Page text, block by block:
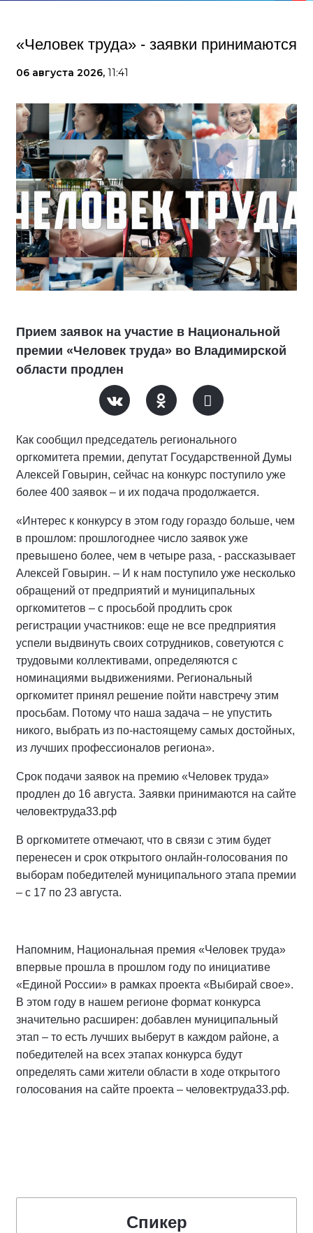
«Человек труда» - заявки принимаются
06 августа 2026, 11:41
Прием заявок на участие в Национальной
премии «Человек труда» во Владимирской
области продлен
Как сообщил председатель регионального
оргкомитета премии, депутат Государственной Думы
Алексей Говырин, сейчас на конкурс поступило уже
более 400 заявок – и их подача продолжается.
«Интерес к конкурсу в этом году гораздо больше, чем
в прошлом: прошлогоднее число заявок уже
превышено более, чем в четыре раза, - рассказывает
Алексей Говырин. – И к нам поступило уже несколько
обращений от предприятий и муниципальных
оргкомитетов – с просьбой продлить срок
регистрации участников: еще не все предприятия
успели выдвинуть своих сотрудников, советуются с
трудовыми коллективами, определяются с
номинациями выдвижениями. Региональный
оргкомитет принял решение пойти навстречу этим
просьбам. Потому что наша задача – не упустить
никого, выбрать из по-настоящему самых достойных,
из лучших профессионалов региона».
Срок подачи заявок на премию «Человек труда»
продлен до 16 августа. Заявки принимаются на сайте
человектруда33.рф
В оргкомитете отмечают, что в связи с этим будет
перенесен и срок открытого онлайн-голосования по
выборам победителей муниципального этапа премии
– с 17 по 23 августа.
Напомним, Национальная премия «Человек труда»
впервые прошла в прошлом году по инициативе
«Единой России» в рамках проекта «Выбирай свое».
В этом году в нашем регионе формат конкурса
значительно расширен: добавлен муниципальный
этап – то есть лучших выберут в каждом районе, а
победителей на всех этапах конкурса будут
определять сами жители области в ходе открытого
голосования на сайте проекта – человектруда33.рф.
Спикер